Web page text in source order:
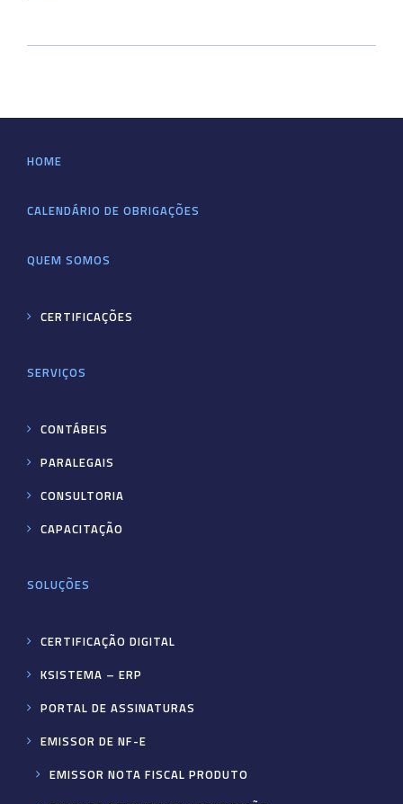
HOME
CALENDÁRIO DE OBRIGAÇÕES
QUEM SOMOS
CERTIFICAÇÕES
SERVIÇOS
CONTÁBEIS
PARALEGAIS
CONSULTORIA
CAPACITAÇÃO
SOLUÇÕES
CERTIFICAÇÃO DIGITAL
KSISTEMA – ERP
PORTAL DE ASSINATURAS
EMISSOR DE NF-E
EMISSOR NOTA FISCAL PRODUTO